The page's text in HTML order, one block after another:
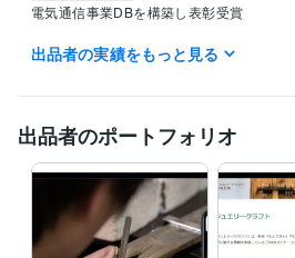
電気通信事業DBを構築し表彰受賞
資格・検定
ITパスポート 取得年 : 2020年
ITコーディネータ（ITC） 取得年 : 2020年
ITパスポート 取得年 : 2019年
プログラミング言語・フレームワーク
CSS:15年 HTML:15年JavaScript:15年
MySQL:12年
出品者の実績をもっと見る
出品者のポートフォリオ